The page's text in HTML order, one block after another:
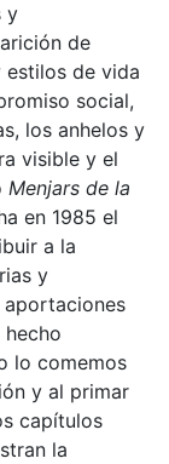
y
de
estilos de vida
social,
los anhelos y
visible y el
Menjars de la
en 1985 el
a la
y
aportaciones
lo comemos
y al primar
capítulos
la